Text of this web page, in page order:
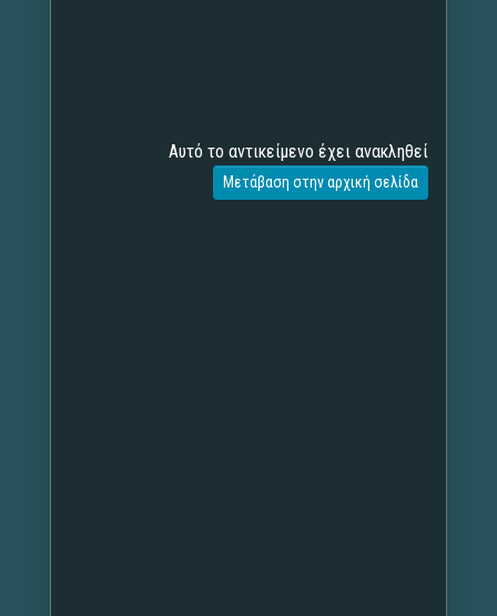
Αυτό το αντικείμενο έχει ανακληθεί
Μετάβαση στην αρχική σελίδα